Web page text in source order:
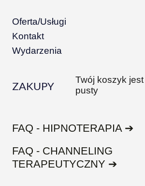
Oferta/Usługi
Kontakt
Wydarzenia
ZAKUPY
Twój koszyk jest
pusty
FAQ - HIPNOTERAPIA ➔
FAQ - CHANNELING
TERAPEUTYCZNY ➔